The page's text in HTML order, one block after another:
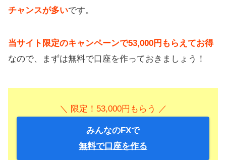
チャンスが多いです。
当サイト限定のキャンペーンで53,000円もらえてお得
なので、まずは無料で口座を作っておきましょう！
＼ 限定！53,000円もらう ／
みんなのFXで
無料で口座を作る